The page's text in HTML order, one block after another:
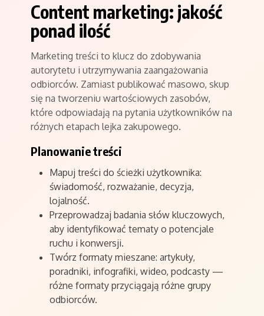
Content marketing: jakość
ponad ilość
Marketing treści to klucz do zdobywania
autorytetu i utrzymywania zaangażowania
odbiorców. Zamiast publikować masowo, skup
się na tworzeniu wartościowych zasobów,
które odpowiadają na pytania użytkowników na
różnych etapach lejka zakupowego.
Planowanie treści
Mapuj treści do ścieżki użytkownika:
świadomość, rozważanie, decyzja,
lojalność.
Przeprowadzaj badania słów kluczowych,
aby identyfikować tematy o potencjale
ruchu i konwersji.
Twórz formaty mieszane: artykuły,
poradniki, infografiki, wideo, podcasty —
różne formaty przyciągają różne grupy
odbiorców.